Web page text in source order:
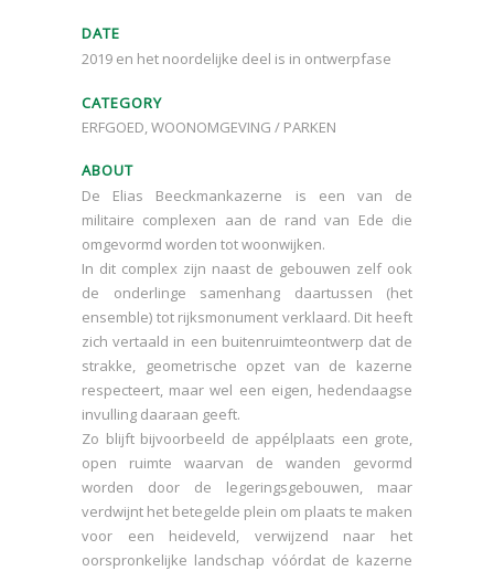
DATE
2019 en het noordelijke deel is in ontwerpfase
CATEGORY
ERFGOED, WOONOMGEVING / PARKEN
ABOUT
De Elias Beeckmankazerne is een van de
militaire complexen aan de rand van Ede die
omgevormd worden tot woonwijken.
In dit complex zijn naast de gebouwen zelf ook
de onderlinge samenhang daartussen (het
ensemble) tot rijksmonument verklaard. Dit heeft
zich vertaald in een buitenruimteontwerp dat de
strakke, geometrische opzet van de kazerne
respecteert, maar wel een eigen, hedendaagse
invulling daaraan geeft.
Zo blijft bijvoorbeeld de appélplaats een grote,
open ruimte waarvan de wanden gevormd
worden door de legeringsgebouwen, maar
verdwijnt het betegelde plein om plaats te maken
voor een heideveld, verwijzend naar het
oorspronkelijke landschap vóórdat de kazerne